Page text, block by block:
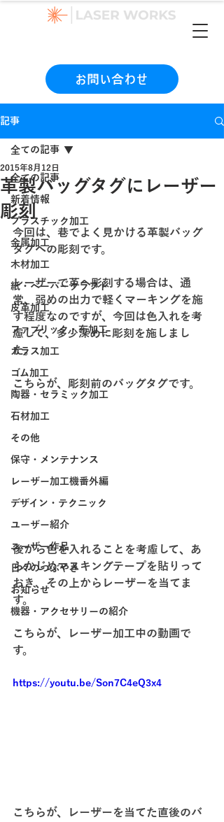
お問い合わせ
記事
全ての記事
新着情報
プラスチック加工
金属加工
木材加工
紙・ペーパークラフト
皮革加工
ファブリック・布加工
ガラス加工
ゴム加工
陶器・セラミック加工
石材加工
その他
保守・メンテナンス
レーザー加工機番外編
デザイン・テクニック
ユーザー紹介
ユーザー作品
日々のつぶやき
お知らせ
機器・アクセサリーの紹介
全ての記事
革製バッグタグにレーザー
彫刻
2015年8月12日
今回は、巷でよく見かける革製バッグ
タグへの彫刻です。
レーザーで革へ彫刻する場合は、通
常、弱めの出力で軽くマーキングを施
す程度なのですが、今回は色入れを考
慮して、多少深めに彫刻を施しまし
た。
こちらが、彫刻前のバッグタグです。
後から色を入れることを考慮して、あ
らかじめマスキングテープを貼りって
おき、その上からレーザーを当てま
す。
こちらが、レーザー加工中の動画で
す。
https://youtu.be/Son7C4eQ3x4
こちらが、レーザーを当てた直後のバ